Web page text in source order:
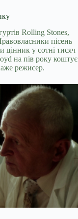
Rolling Stones,
пісень
цінник у сотні тисяч
на пів року коштує
режисер.